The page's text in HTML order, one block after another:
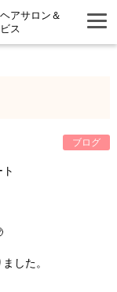
アサロン＆
ス
ブログ
した。